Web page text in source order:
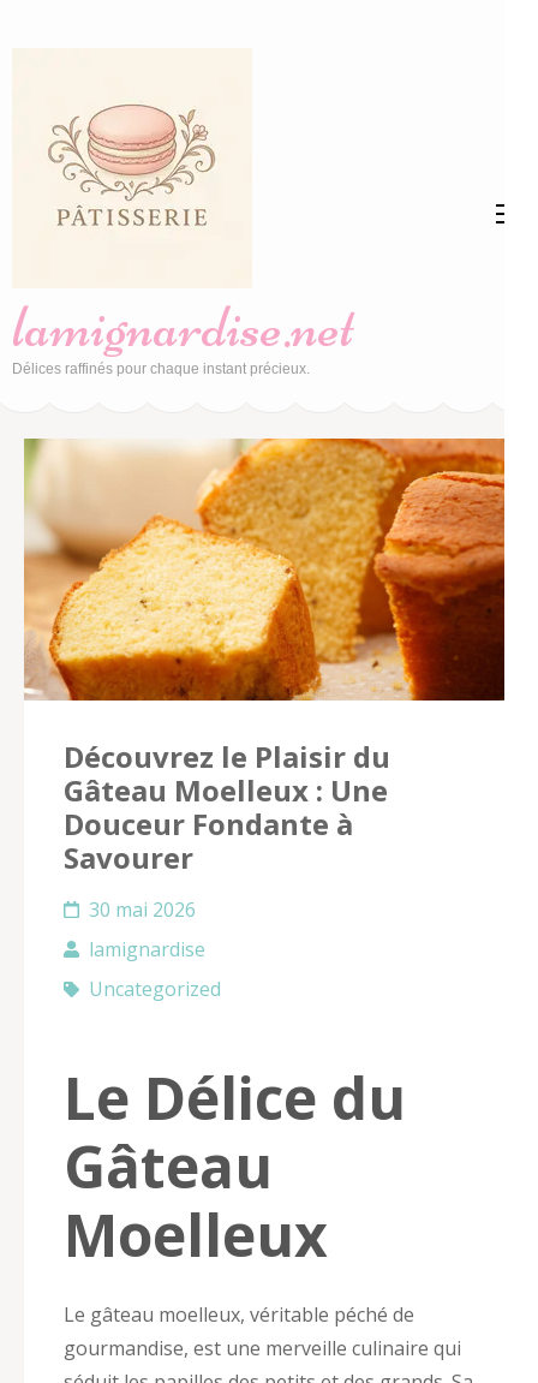
(Pressez
Entrée)
lamignardise.net
Délices raffinés pour chaque instant précieux.
Découvrez le Plaisir du
Gâteau Moelleux : Une
Douceur Fondante à
Savourer
30 mai 2026
lamignardise
Uncategorized
Le Délice du
Gâteau
Moelleux
Le gâteau moelleux, véritable péché de
gourmandise, est une merveille culinaire qui